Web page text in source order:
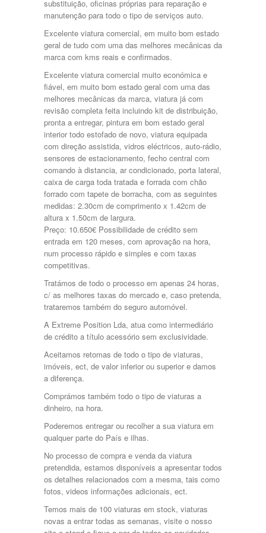
Tecto de Abrir Manual
Estacionamento Automático
Capota Manual
Travão de Disco
Computador de Bordo
Cruise Control
Função Luzes Coming & Leaving Home
Direcção Assistida
Imobilizador
Ecrã Consola Central
ISOFIX
Ar Condicionado Automático
Ar Condicionado Independente
Ecrã Encostos de Cabeça
Ar Condicionado Manual
Ecrã Tejadilho
Arranque Elétrico
Entrada USB
Arranque Pedal
Bluetooh
Caixa Automática
Carenagem
substituição, oficinas próprias para reparação e
manutenção para todo o tipo de serviços auto.
Excelente viatura comercial, em muito bom estado
geral de tudo com uma das melhores mecânicas da
marca com kms reais e confirmados.
Excelente viatura comercial muito económica e
fiável, em muito bom estado geral com uma das
melhores mecânicas da marca, viatura já com
revisão completa feita incluindo kit de distribuição,
pronta a entregar, pintura em bom estado geral
interior todo estofado de novo, viatura equipada
com direção assistida, vidros eléctricos, auto-rádio,
sensores de estacionamento, fecho central com
comando à distancia, ar condicionado, porta lateral,
caixa de carga toda tratada e forrada com chão
forrado com tapete de borracha, com as seguintes
medidas: 2.30cm de comprimento x 1.42cm de
altura x 1.50cm de largura.
Preço: 10.650€ Possibilidade de crédito sem
entrada em 120 meses, com aprovação na hora,
num processo rápido e simples e com taxas
competitivas.
Tratámos de todo o processo em apenas 24 horas,
c/ as melhores taxas do mercado e, caso pretenda,
trataremos também do seguro automóvel.
A Extreme Position Lda, atua como intermediário
de crédito a título acessório sem exclusividade.
Aceitamos retomas de todo o tipo de viaturas,
imóveis, ect, de valor inferior ou superior e damos
a diferença.
Comprámos também todo o tipo de viaturas a
dinheiro, na hora.
Poderemos entregar ou recolher a sua viatura em
qualquer parte do País e ilhas.
No processo de compra e venda da viatura
pretendida, estamos disponíveis a apresentar todos
os detalhes relacionados com a mesma, tais como
fotos, videos informações adicionais, ect.
Temos mais de 100 viaturas em stock, viaturas
novas a entrar todas as semanas, visite o nosso